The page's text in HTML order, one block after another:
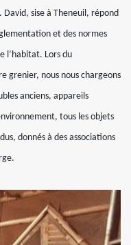
sise à Theneuil, répond
et des normes
l’habitat. Lors du
grenier, nous nous chargeons
anciens, appareils
tous les objets
donnés à des associations